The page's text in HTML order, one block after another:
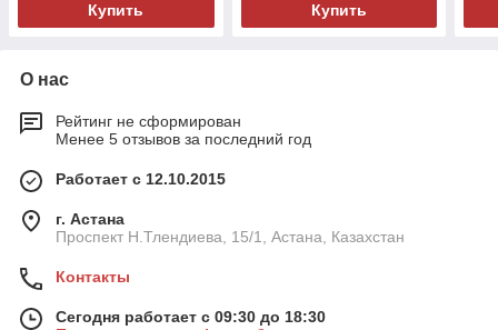
Купить Купить
О нас
Рейтинг не сформирован
Менее 5 отзывов за последний год
Работает с 12.10.2015
г. Астана
Проспект Н.Тлендиева, 15/1, Астана, Казахстан
Контакты
Сегодня работает с 09:30 до 18:30